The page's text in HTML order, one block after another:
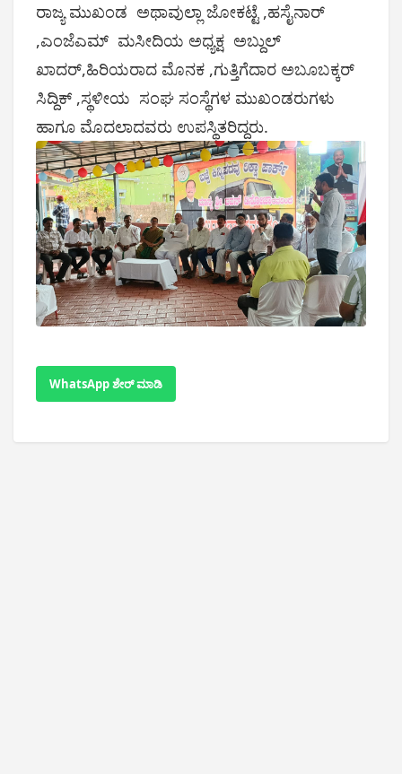
ರಾಜ್ಯ ಮುಖಂಡ ಅಥಾವುಲ್ಲಾ ಜೋಕಟ್ಟೆ ,ಹಸೈನಾರ್
,ಎಂಜೆಎಮ್ ಮಸೀದಿಯ ಅಧ್ಯಕ್ಷ ಅಬ್ದುಲ್
ಖಾದರ್,ಹಿರಿಯರಾದ ಮೊನಕ ,ಗುತ್ತಿಗೆದಾರ ಅಬೂಬಕ್ಕರ್
ಸಿದ್ದಿಕ್ ,ಸ್ಥಳೀಯ ಸಂಘ ಸಂಸ್ಥೆಗಳ ಮುಖಂಡರುಗಳು
ಹಾಗೂ ಮೊದಲಾದವರು ಉಪಸ್ಥಿತರಿದ್ದರು.
WhatsApp ಶೇರ್ ಮಾಡಿ